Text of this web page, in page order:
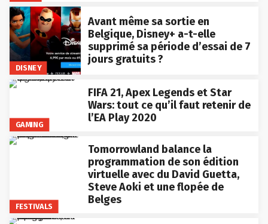
DISNEY
Avant même sa sortie en
Belgique, Disney+ a-t-elle
supprimé sa période d’essai de 7
jours gratuits ?
GAMING
FIFA 21, Apex Legends et Star
Wars: tout ce qu’il faut retenir de
l’EA Play 2020
FESTIVALS
Tomorrowland balance la
programmation de son édition
virtuelle avec du David Guetta,
Steve Aoki et une flopée de
Belges